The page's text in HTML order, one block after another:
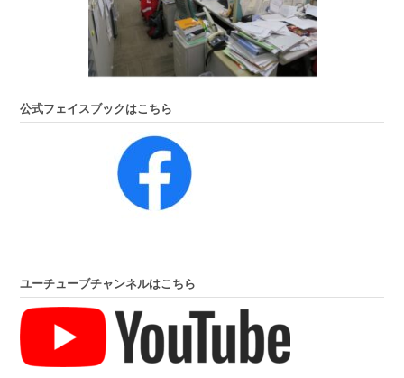
公式フェイスブックはこちら
ユーチューブチャンネルはこちら